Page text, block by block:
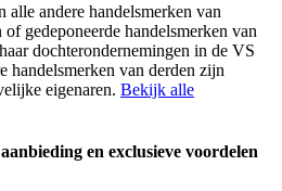
andere handelsmerken van
gedeponeerde handelsmerken van
dochterondernemingen in de VS
handelsmerken van derden zijn
eigenaren. Bekijk alle
en exclusieve voordelen